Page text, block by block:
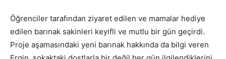
Öğrenciler tarafından ziyaret edilen ve mamalar hediye
edilen barınak sakinleri keyifli ve mutlu bir gün geçirdi.
Proje aşamasındaki yeni barınak hakkında da bilgi veren